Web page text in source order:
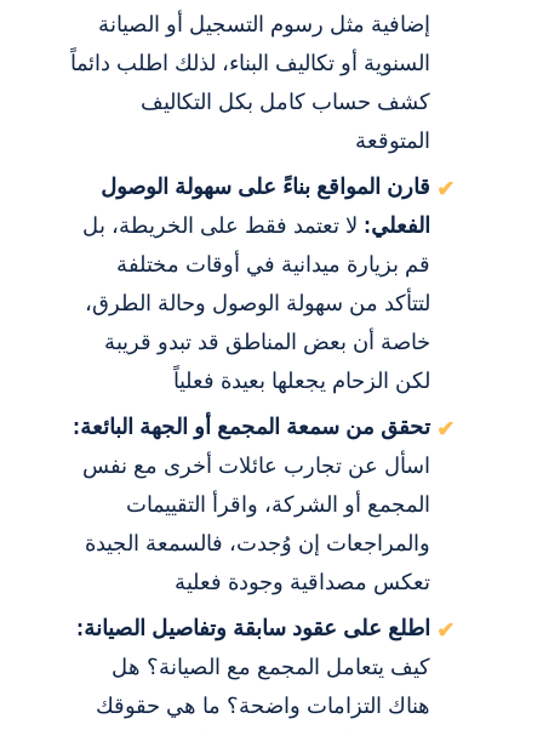
إضافية مثل رسوم التسجيل أو الصيانة
السنوية أو تكاليف البناء، لذلك اطلب دائماً
كشف حساب كامل بكل التكاليف
المتوقعة
قارن المواقع بناءً على سهولة الوصول
الفعلي: لا تعتمد فقط على الخريطة، بل
قم بزيارة ميدانية في أوقات مختلفة
لتتأكد من سهولة الوصول وحالة الطرق،
خاصة أن بعض المناطق قد تبدو قريبة
لكن الزحام يجعلها بعيدة فعلياً
تحقق من سمعة المجمع أو الجهة البائعة:
اسأل عن تجارب عائلات أخرى مع نفس
المجمع أو الشركة، واقرأ التقييمات
والمراجعات إن وُجدت، فالسمعة الجيدة
تعكس مصداقية وجودة فعلية
اطلع على عقود سابقة وتفاصيل الصيانة:
كيف يتعامل المجمع مع الصيانة؟ هل
هناك التزامات واضحة؟ ما هي حقوقك